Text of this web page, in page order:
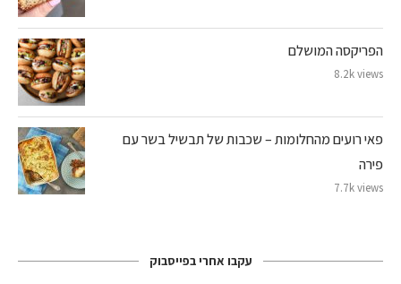
הפריקסה המושלם
8.2k views
פאי רועים מהחלומות – שכבות של תבשיל בשר עם
פירה
7.7k views
עקבו אחרי בפייסבוק